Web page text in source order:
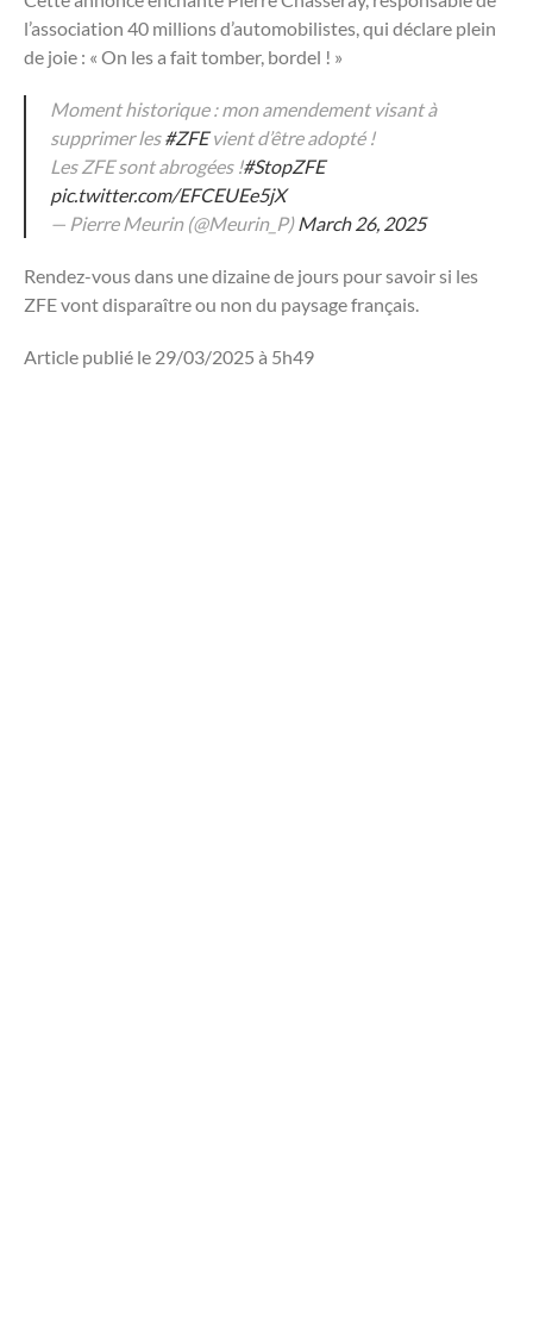
l’association 40 millions d’automobilistes, qui déclare plein
de joie : « On les a fait tomber, bordel ! »
Moment historique : mon amendement visant à
supprimer les#ZFEvient d’être adopté !
Les ZFE sont abrogées !#StopZFE
pic.twitter.com/EFCEUEe5jX
— Pierre Meurin (@Meurin_P)March 26, 2025
Rendez-vous dans une dizaine de jours pour savoir si les
ZFE vont disparaître ou non du paysage français.
Article publié le 29/03/2025 à 5h49